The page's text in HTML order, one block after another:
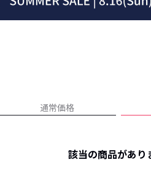
ての記事
気記事ランキング
通常価格
該当の商品があり